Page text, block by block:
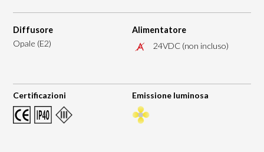
Diffusore
Opale (E2)
Alimentatore
24VDC (non incluso)
Certificazioni Emissione luminosa